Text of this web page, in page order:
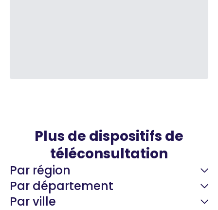
Plus de dispositifs de
téléconsultation
Par région
Par département
Par ville